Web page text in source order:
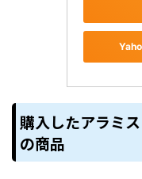
購入したアラミ
の商品